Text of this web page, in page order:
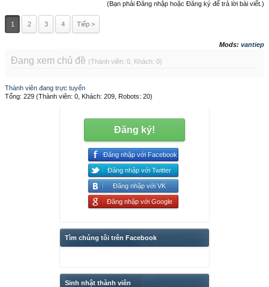
(Bạn phải Đăng nhập hoặc Đăng ký để trả lời bài viết.)
1 2 3 4 Tiếp >
Mods: vantiep
Đang xem chủ đề (Thành viên: 0, Khách: 0)
Thành viên đang trực tuyến
Tổng: 229 (Thành viên: 0, Khách: 209, Robots: 20)
Đăng ký!
Đăng nhập với Facebook
Đăng nhập với Twitter
Đăng nhập với VK
Đăng nhập với Google
Tìm chúng tôi trên Facebook
Sinh nhật thành viên